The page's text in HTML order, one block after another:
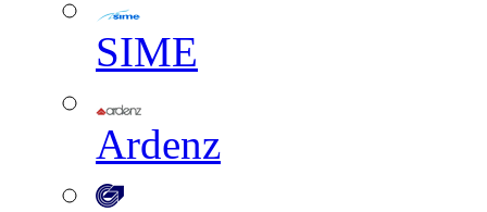
SIME
Ardenz